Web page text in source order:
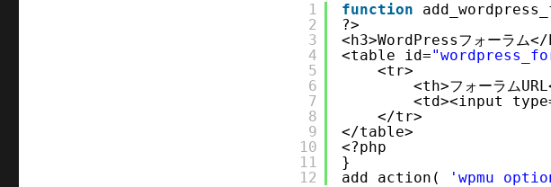
1
2
3
4
5
6
7
8
9
10
11
12
function
?>
<h3>WordPressフォーラム</
<table id=
<tr>
<th>フォーラム
<td><input
</tr>
</table>
<?php
}
add_action(